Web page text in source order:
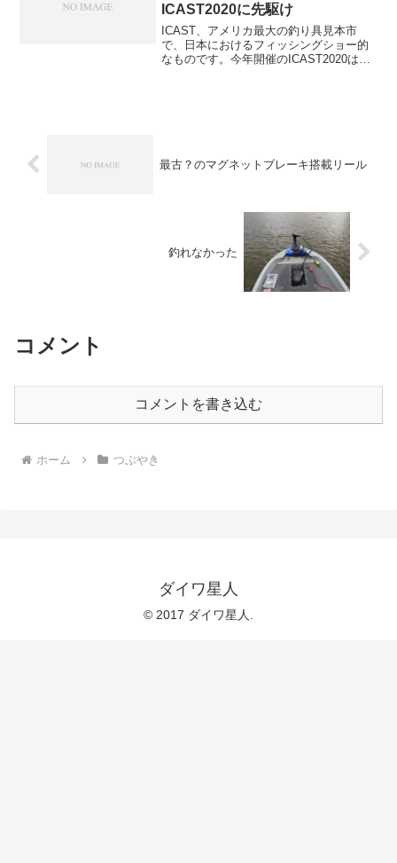
ICAST2020に先駆け
ICAST、アメリカ最大の釣り具見本市
で、日本におけるフィッシングショー的
なものです。今年開催のICAST2020は、
最古？のマグネットブレーキ搭載リール
釣れなかった
コメント
コメントを書き込む
ホーム つぶやき
ダイワ星人
© 2017 ダイワ星人.